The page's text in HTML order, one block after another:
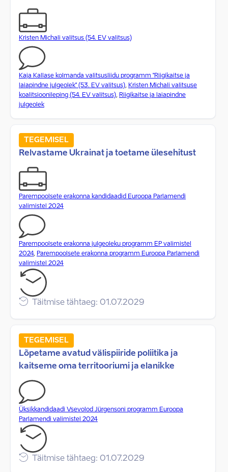
Kristen Michali valitsus (54. EV valitsus)
Kaja Kallase kolmanda valitsusliidu programm "Riigikaitse ja
laiapindne julgeolek" (53. EV valitsus), Kristen Michali valitsuse
koalitsioonileping (54. EV valitsus), Riigikaitse ja laiapindne
julgeolek
TEGEMISEL
Relvastame Ukrainat ja toetame ülesehitust
Parempoolsete erakonna kandidaadid Euroopa Parlamendi
valimistel 2024
Parempoolsete erakonna julgeoleku programm EP valimistel
2024, Parempoolsete erakonna programm Euroopa Parlamendi
valimistel 2024
Täitmise tähtaeg: 01.07.2029
TEGEMISEL
Lõpetame avatud välispiiride poliitika ja
kaitseme oma territooriumi ja elanikke
Üksikkandidaadi Vsevolod Jürgensoni programm Euroopa
Parlamendi valimistel 2024
Täitmise tähtaeg: 01.07.2029